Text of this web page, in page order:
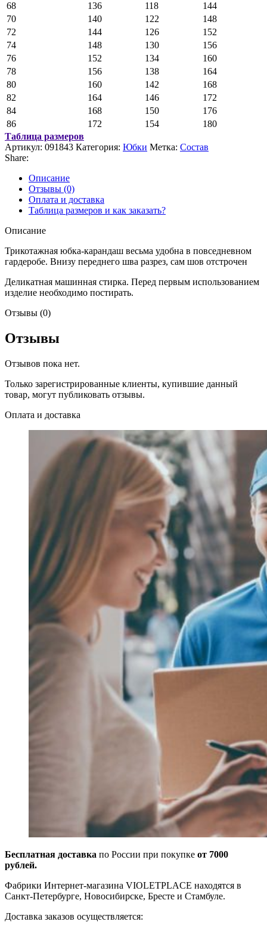
68
136 118
144
70
140 122
148
72
144 126
152
74
148 130
156
76
152 134
160
78
156 138
164
80
160 142
168
82
164 146
172
84
168 150
176
86
172 154
180
Таблица размеров
Артикул: 091843 Категория: Юбки Метка: Состав
Share:
Описание
Отзывы (0)
Оплата и доставка
Таблица размеров и как заказать?
Описание
Трикотажная юбка-карандаш весьма удобна в повседневном
гардеробе. Внизу переднего шва разрез, сам шов отстрочен
Деликатная машинная стирка. Перед первым использованием
изделие необходимо постирать.
Отзывы (0)
Отзывы
Отзывов пока нет.
Только зарегистрированные клиенты, купившие данный
товар, могут публиковать отзывы.
Оплата и доставка
Бесплатная доставка по России при покупке от 7000
рублей.
Фабрики Интернет-магазина VIOLETPLACE находятся в
Санкт-Петербурге, Новосибирске, Бресте и Стамбуле.
Доставка заказов осуществляется: